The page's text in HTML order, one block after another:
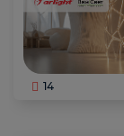
14